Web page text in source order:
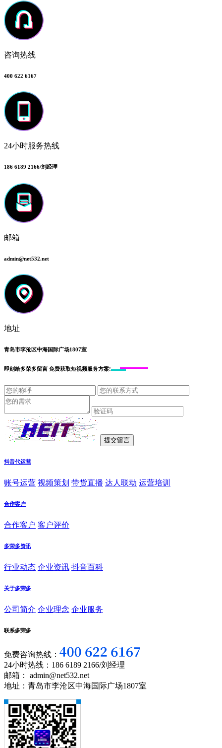
咨询热线
400 622 6167
24小时服务热线
186 6189 2166/刘经理
邮箱
admin@net532.net
地址
青岛市李沧区中海国际广场1807室
即刻给多荣多留言 免费获取短视频服务方案!
抖音代运营
账号运营 视频策划 带货直播 达人联动 运营培训
合作客户
合作客户 客户评价
多荣多资讯
行业动态 企业资讯 抖音百科
关于多荣多
公司简介 企业理念 企业服务
联系多荣多
免费咨询热线：
24小时热线：186 6189 2166/刘经理
邮箱： admin@net532.net
地址：青岛市李沧区中海国际广场1807室